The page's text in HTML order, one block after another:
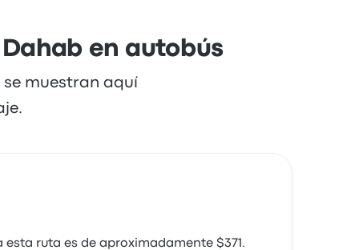
en autobús
se muestran aquí
ruta es de aproximadamente $371.